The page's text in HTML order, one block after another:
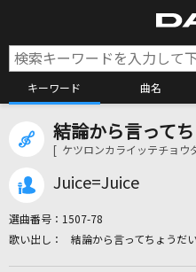
キーワード 曲名
カラ
結論から言って
[ ケツロンカライッテチョウ
Juice=Juice
選曲番号： 1507-78
結論から言ってちょうだ